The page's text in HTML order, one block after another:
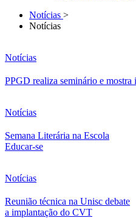
Notícias >
Notícias
Notícias
PPGD realiza seminário e mostra
Notícias
Semana Literária na Escola
Educar-se
Notícias
Reunião técnica na Unisc debate
a implantação do CVT